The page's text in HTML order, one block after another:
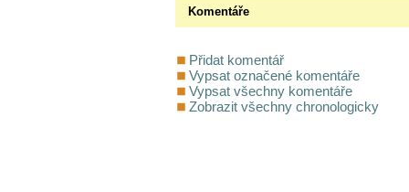
Komentáře
Přidat komentář
Vypsat označené komentáře
Vypsat všechny komentáře
Zobrazit všechny chronologicky